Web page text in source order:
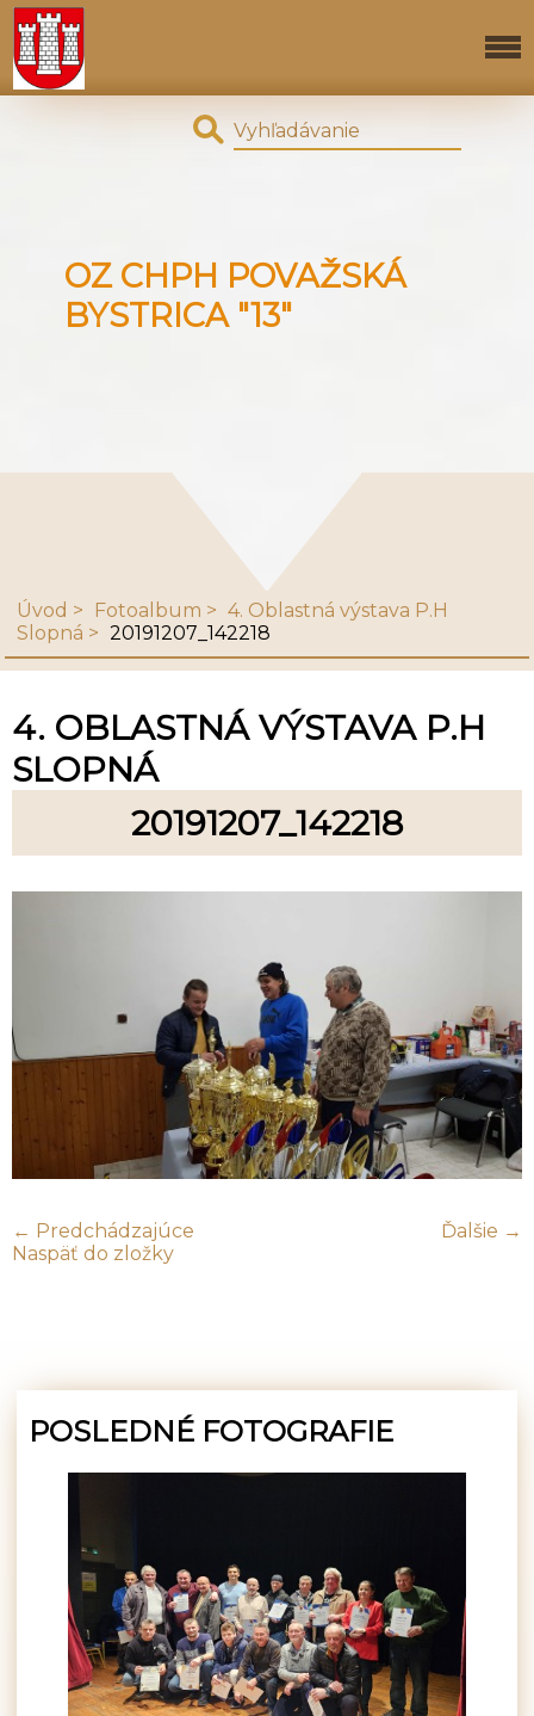
OZ CHPH POVAŽSKÁ
BYSTRICA "13"
Úvod Fotoalbum
4. Oblastná výstava P.H
Slopná
20191207_142218
4. OBLASTNÁ VÝSTAVA P.H
SLOPNÁ
20191207_142218
← Predchádzajúce
Ďalšie →
Naspäť do zložky
POSLEDNÉ FOTOGRAFIE